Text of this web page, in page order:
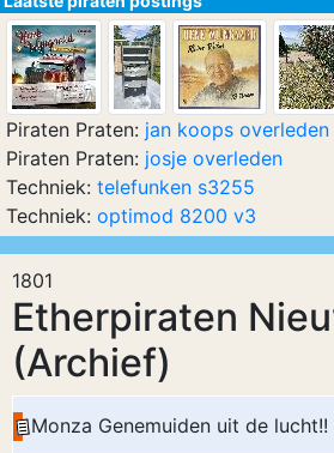
1801
Etherpiraten
(Archief)
Monza Genemuiden uit de lucht!!
Piraten Praten: jan koops overleden
Piraten Praten: josje overleden
Techniek: telefunken s3255
Techniek: optimod 8200 v3